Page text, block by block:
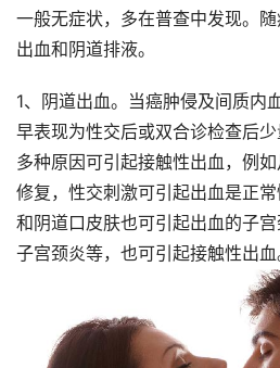
一般无症状，多在普查中发现。
出血和阴道排液。
1、阴道出血。当癌肿侵及间质内
早表现为性交后或双合诊检查后少
多种原因可引起接触性出血，例
修复，性交刺激可引起出血是正
和阴道口皮肤也可引起出血的子宫
子宫颈炎等，也可引起接触性出血